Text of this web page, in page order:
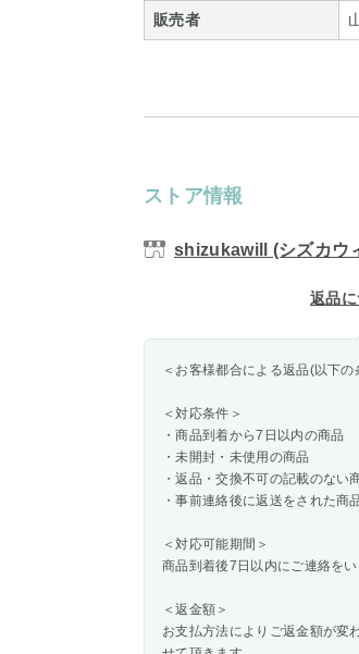
販売者
ストア情報
shizukawill (シズカウ
返品
＜お客様都合による返品(以下
＜対応条件＞
・商品到着から7日以内の商品
・未開封・未使用の商品
・返品・交換不可の記載のない
・事前連絡後に返送をされた商
＜対応可能期間＞
商品到着後7日以内にご連絡を
＜返金額＞
お支払方法によりご返金額が変